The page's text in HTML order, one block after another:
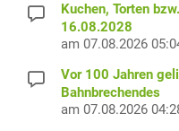
Kuchen, Torten
16.08.2028
am 07.08.2026
Vor 100 Jahren
Bahnbrechendes
am 07.08.2026